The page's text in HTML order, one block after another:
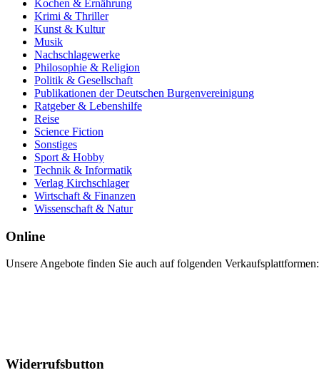
Kochen & Ernährung
Krimi & Thriller
Kunst & Kultur
Musik
Nachschlagewerke
Philosophie & Religion
Politik & Gesellschaft
Publikationen der Deutschen Burgenvereinigung
Ratgeber & Lebenshilfe
Reise
Science Fiction
Sonstiges
Sport & Hobby
Technik & Informatik
Verlag Kirchschlager
Wirtschaft & Finanzen
Wissenschaft & Natur
Online
Unsere Angebote finden Sie auch auf folgenden Verkaufsplattformen:
Widerrufsbutton